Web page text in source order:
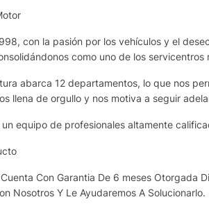
con la pasión por los vehículos y el
como uno de los servicentros
abarca 12 departamentos, lo que nos
llena de orgullo y nos motiva a seguir
equipo de profesionales altamente
Con Garantia De 6 meses Otorgada
Nosotros Y Le Ayudaremos A Solucionarlo.